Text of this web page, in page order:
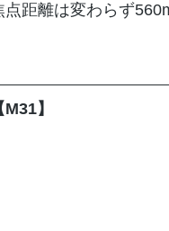
点距離は変わらず
M31】